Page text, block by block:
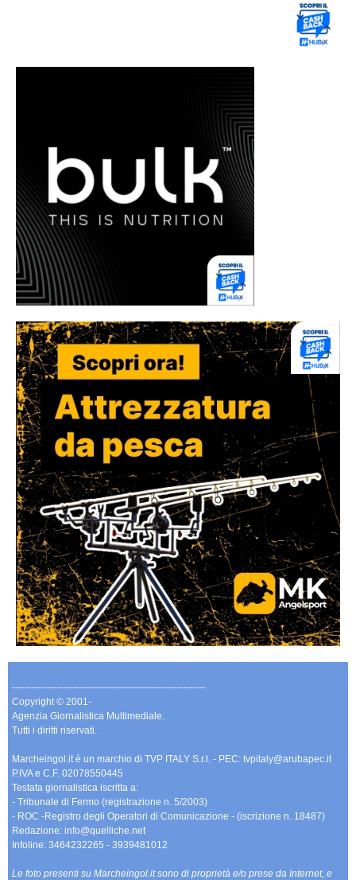
-------------------------------------------------------------
Copyright © 2001-
Agenzia Giornalistica Multimediale.
Tutti i diritti riservati.
Marcheingol.it è un marchio di TVP ITALY S.r.l. - PEC: tvpitaly@arubapec.it
P.IVA e C.F. 02078550445
Testata giornalistica iscritta a:
- Tribunale di Fermo (registrazione n. 5/2003)
- ROC -Registro degli Operatori di Comunicazione - (iscrizione n. 18487)
Redazione: info@quelliche.net
Infoline: 3464232265 - 3939481012
Le foto presenti su Marcheingol.it sono di proprietà e/o prese da Internet, e